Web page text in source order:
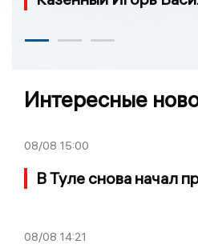
Интересные
08/08 15:00
В Туле снова начал
08/08 14:21